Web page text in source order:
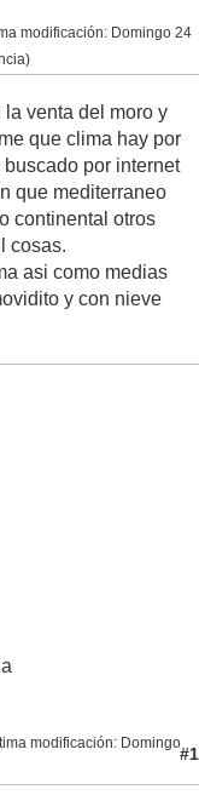
modificación: Domingo 24
la venta del moro y
que clima hay por
por internet
que mediterraneo
continental otros
cosas.
asi como medias
y con nieve
modificación: Domingo
#1